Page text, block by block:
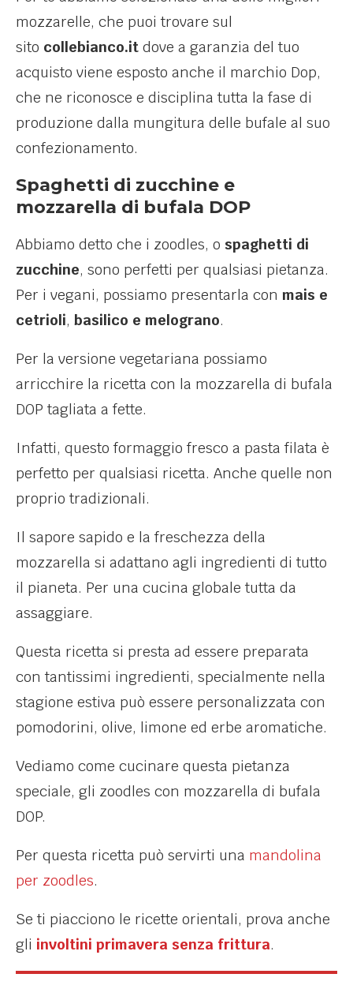
mozzarelle, che puoi trovare sul
sito collebianco.it dove a garanzia del tuo
acquisto viene esposto anche il marchio Dop,
che ne riconosce e disciplina tutta la fase di
produzione dalla mungitura delle bufale al suo
confezionamento.
Spaghetti di zucchine e
mozzarella di bufala DOP
Abbiamo detto che i zoodles, o spaghetti di
zucchine, sono perfetti per qualsiasi pietanza.
Per i vegani, possiamo presentarla con mais e
cetrioli, basilico e melograno.
Per la versione vegetariana possiamo
arricchire la ricetta con la mozzarella di bufala
DOP tagliata a fette.
Infatti, questo formaggio fresco a pasta filata è
perfetto per qualsiasi ricetta. Anche quelle non
proprio tradizionali.
Il sapore sapido e la freschezza della
mozzarella si adattano agli ingredienti di tutto
il pianeta. Per una cucina globale tutta da
assaggiare.
Questa ricetta si presta ad essere preparata
con tantissimi ingredienti, specialmente nella
stagione estiva può essere personalizzata con
pomodorini, olive, limone ed erbe aromatiche.
Vediamo come cucinare questa pietanza
speciale, gli zoodles con mozzarella di bufala
DOP.
Per questa ricetta può servirti una mandolina
per zoodles.
Se ti piacciono le ricette orientali, prova anche
gli involtini primavera senza frittura.